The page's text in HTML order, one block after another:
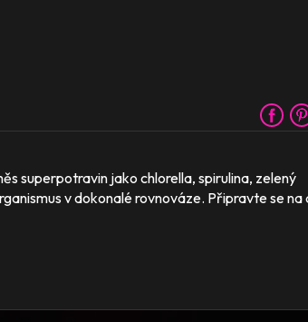
superpotravin jako chlorella, spirulina, zelený
v dokonalé rovnováze. Připravte se na